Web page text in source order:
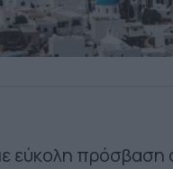
εύκολη πρόσβαση